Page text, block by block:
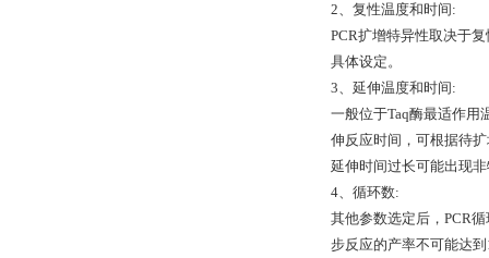
2、复性温度和时间:
PCR扩增特异性取决于
具体设定。
3、延伸温度和时间:
一般位于Taq酶最适作用
伸反应时间，可根据待
延伸时间过长可能出现
4、循环数:
其他参数选定后，PCR
步反应的产率不可能达